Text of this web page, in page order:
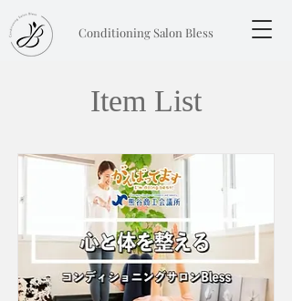
Conditioning Salon Bless
Item List